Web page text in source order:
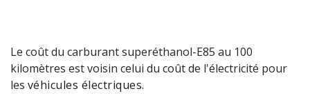
Le coût du carburant superéthanol-E85 au 100
kilomètres est voisin celui du coût de l'électricité pour
les véhicules électriques.